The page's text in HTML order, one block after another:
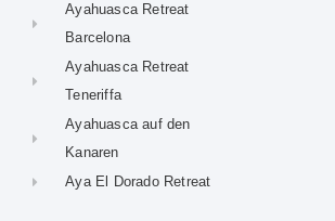
Ayahuasca Retreat
Barcelona
Ayahuasca Retreat
Teneriffa
Ayahuasca auf den
Kanaren
Aya El Dorado Retreat